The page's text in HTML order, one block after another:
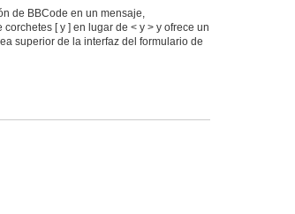
de BBCode en un mensaje,
[ y ] en lugar de < y > y ofrece un
superior de la interfaz del formulario de